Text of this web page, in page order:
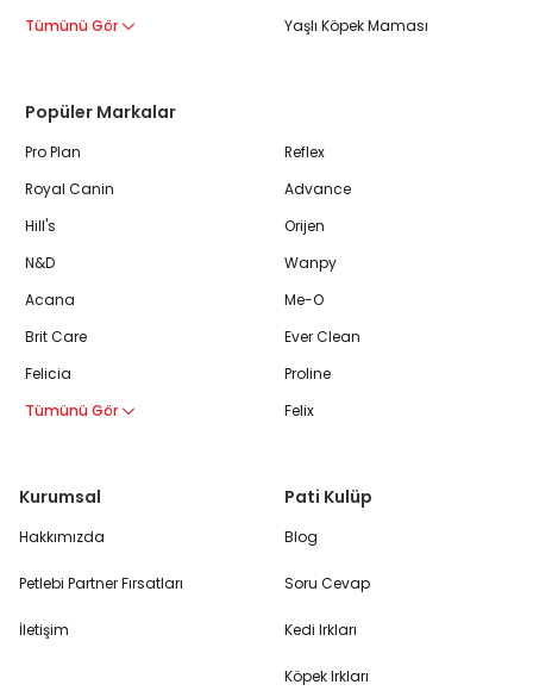
Tümünü Gör
Yaşlı Köpek Maması
Popüler Markalar
Pro Plan
Royal Canin
Hill's
N&D
Acana
Brit Care
Felicia
Tümünü Gör
Reflex
Advance
Orijen
Wanpy
Me-O
Ever Clean
Proline
Felix
Kurumsal
Hakkımızda
Petlebi Partner Fırsatları
İletişim
Pati Kulüp
Blog
Soru Cevap
Kedi Irkları
Köpek Irkları